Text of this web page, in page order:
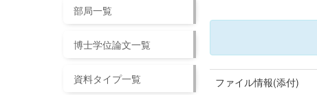
部局一覧
博士学位論文一覧
資料タイプ一覧 ファイル情報(添付)